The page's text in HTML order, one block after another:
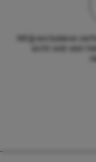
Wil jij exclusieve
echt wat aan